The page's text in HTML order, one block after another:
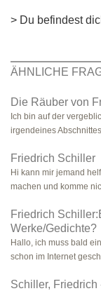
> Du befindest
ÄHNLICHE
Die Räuber von
Ich bin auf der
irgendeines
Friedrich Schiller
Hi kann mir jemand
machen und komme
Friedrich
Werke/Gedichte?
Hallo, ich muss bald
schon im Internet
Schiller,